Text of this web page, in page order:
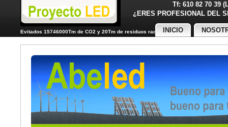
Tf: 610 82 70 39
¿ERES PROFESIONAL
Evitados 15746000Tm de CO2 y 20Tm de residuos radiactivos
INICIO